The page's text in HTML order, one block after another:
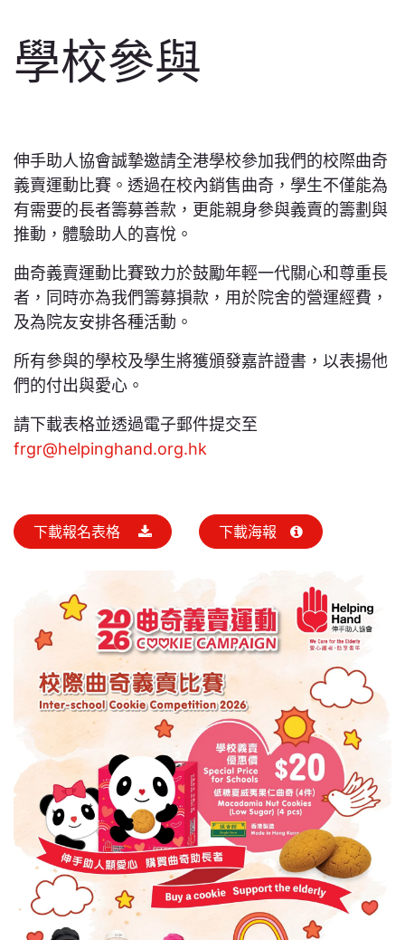
學校參與
伸手助人協會誠摯邀請全港學校參加我們的校際曲奇
義賣運動比賽。透過在校內銷售曲奇，學生不僅能為
有需要的長者籌募善款，更能親身參與義賣的籌劃與
推動，體驗助人的喜悅。
曲奇義賣運動比賽致力於鼓勵年輕一代關心和尊重長
者，同時亦為我們籌募損款，用於院舍的營運經費，
及為院友安排各種活動。
所有參與的學校及學生將獲頒發嘉許證書，以表揚他
們的付出與愛心。
請下載表格並透過電子郵件提交至
frgr@helpinghand.org.hk
下載報名表格 下載海報